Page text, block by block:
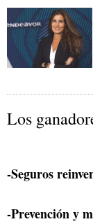
Los
-Seguros
-Prevención y